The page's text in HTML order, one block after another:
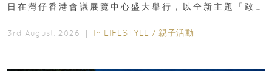
日在灣仔香港會議展覽中心盛大舉行，以全新主題「敢
3rd August, 2026 ｜ In LIFESTYLE / 親子活動